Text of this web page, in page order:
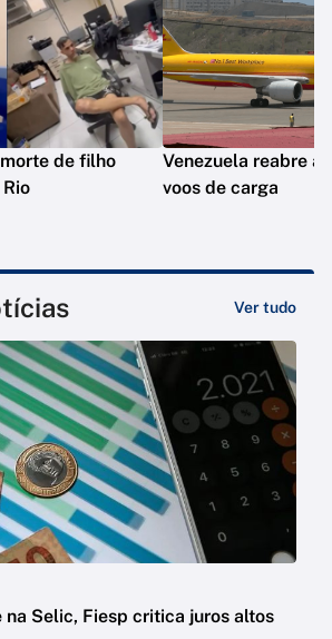
de filho
Venezuela reabre
voos de carga
Ver tudo
Selic, Fiesp critica juros altos